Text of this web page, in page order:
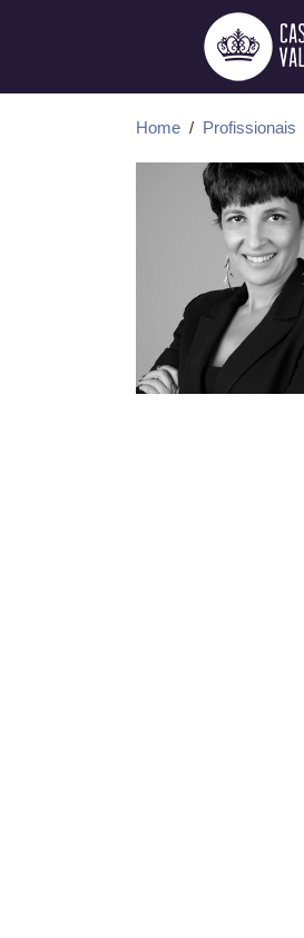
Home / Profissionais